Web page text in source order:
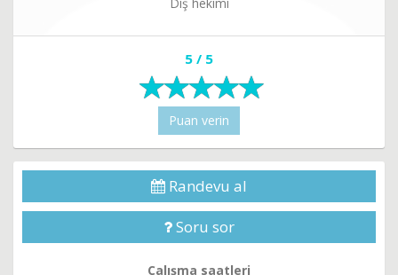
5 / 5
Puan verin
Randevu al
Soru sor
Çalışma saatleri